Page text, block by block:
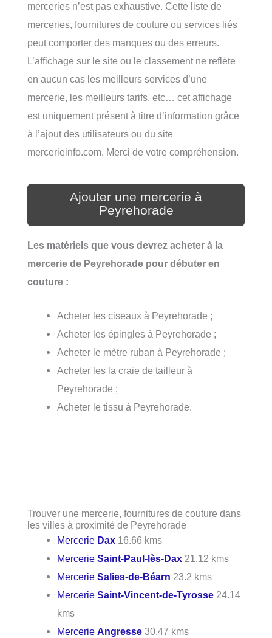
merceries n’est pas exhaustive. Cette liste de
merceries, fournitures de couture ou services liés
peut comporter des manques ou des erreurs.
L’affichage sur le site ou le classement ne reflète
en aucun cas les meilleurs services d’une
mercerie, les meilleurs tarifs, etc… cet affichage
est uniquement présent à titre d’information grâce
à l’ajout des utilisateurs ou du site
mercerieinfo.com. Merci de votre compréhension.
Ajouter une mercerie à
Peyrehorade
Les matériels que vous devrez acheter à la
mercerie de Peyrehorade pour débuter en
couture :
Acheter les ciseaux à Peyrehorade ;
Acheter les épingles à Peyrehorade ;
Acheter le mètre ruban à Peyrehorade ;
Acheter les la craie de tailleur à
Peyrehorade ;
Acheter le tissu à Peyrehorade.
Trouver une mercerie, fournitures de couture dans
les villes à proximité de Peyrehorade
Mercerie Dax 16.66 kms
MercerieSaint-Paul-lès-Dax 21.12 kms
MercerieSalies-de-Béarn 23.2 kms
MercerieSaint-Vincent-de-Tyrosse 24.14
kms
MercerieAngresse 30.47 kms